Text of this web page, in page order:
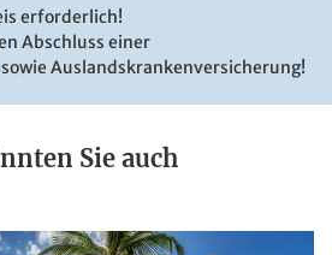
Unirii in Bukarest
- stock.adobe.com
erforderlich!
Abschluss einer
Auslandskrankenversicherung!
Sie auch